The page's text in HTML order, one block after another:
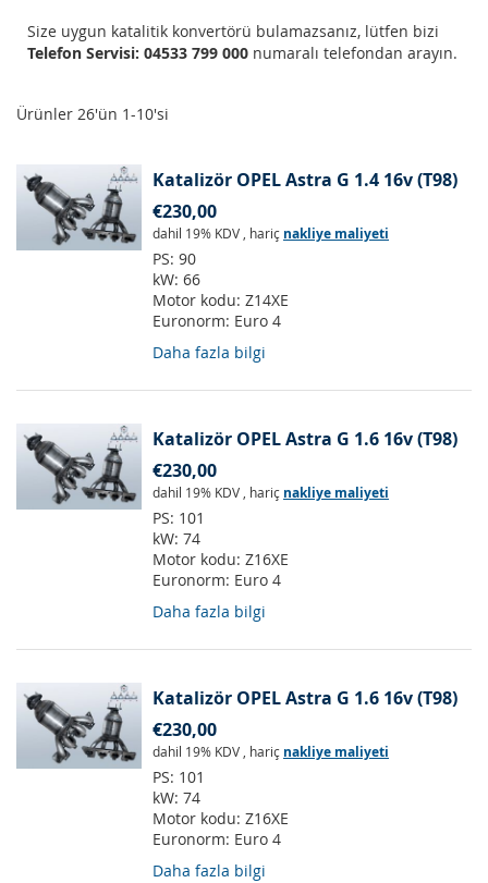
Size uygun katalitik konvertörü bulamazsanız, lütfen bizi
Telefon Servisi: 04533 799 000 numaralı telefondan arayın.
Ürünler 26'ün 1-10'si
Katalizör OPEL Astra G 1.4 16v (T98)
€230,00
dahil 19% KDV , hariç nakliye maliyeti
PS: 90
kW: 66
Motor kodu: Z14XE
Euronorm: Euro 4
Daha fazla bilgi
Katalizör OPEL Astra G 1.6 16v (T98)
€230,00
dahil 19% KDV , hariç nakliye maliyeti
PS: 101
kW: 74
Motor kodu: Z16XE
Euronorm: Euro 4
Daha fazla bilgi
Katalizör OPEL Astra G 1.6 16v (T98)
€230,00
dahil 19% KDV , hariç nakliye maliyeti
PS: 101
kW: 74
Motor kodu: Z16XE
Euronorm: Euro 4
Daha fazla bilgi